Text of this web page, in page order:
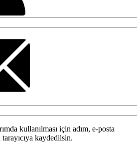
kullanılması için adım, e-posta
kaydedilsin.